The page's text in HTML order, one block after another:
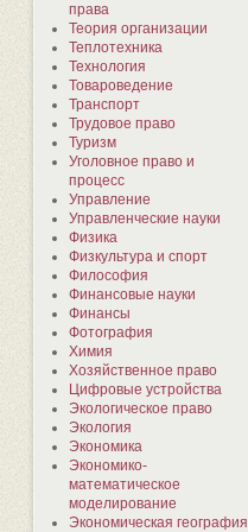
права
Теория организации
Теплотехника
Технология
Товароведение
Транспорт
Трудовое право
Туризм
Уголовное право и
процесс
Управление
Управленческие науки
Физика
Физкультура и спорт
Философия
Финансовые науки
Финансы
Фотография
Химия
Хозяйственное право
Цифровые устройства
Экологическое право
Экология
Экономика
Экономико-
математическое
моделирование
Экономическая география